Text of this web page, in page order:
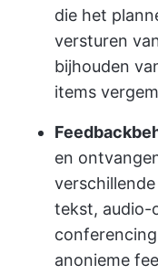
die het
versturen
bijhouden
items
en
tekst, audio-
anonieme